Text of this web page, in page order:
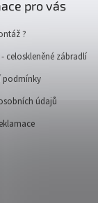
pro vás
?
- celoskleněné zábradlí
podmínky
údajů